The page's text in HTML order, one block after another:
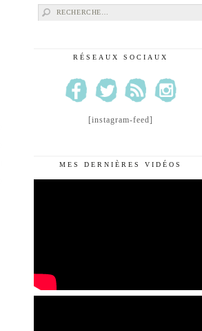
Rechercher :
RÉSEAUX SOCIAUX
[instagram-feed]
MES DERNIÈRES VIDÉOS